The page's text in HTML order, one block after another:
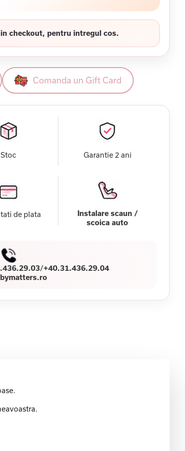
checkout, pentru intregul cos.
Comanda un Gift Card
Stoc Garantie 2 ani
de plata
Instalare scaun /
scoica auto
/+40.31.436.29.04